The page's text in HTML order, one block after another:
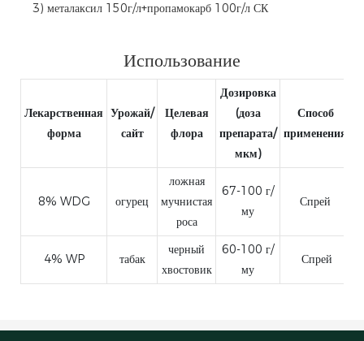
3) металаксил 150г/л+пропамокарб 100г/л СК
Использование
Лекарственная
форма
Урожай/
сайт
Целевая
флора
Дозировка
(доза
препарата/
мкм)
Способ
применения
8% WDG огурец
ложная
мучнистая
роса
67-100 г/
му
Спрей
4% WP табак
черный
хвостовик
60-100 г/
му
Спрей